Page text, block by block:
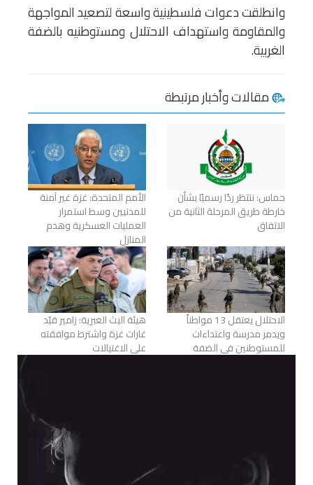
وانطلقت دعوات فلسطينية واسعة لتصعيد المواجهة
والمقاومة واستهداف الاحتلال ومستوطنيه بالضفة
الغربية.
مقالات وأخبار مرتبطة
حماس: ننتظر ردًا رسميًا بشأن
خارطة طريق المرحلة الثانية من
الاتفاق
الأمم المتحدة: غزة غير آمنة
للمدنيين وسط استمرار
العمليات العسكرية وهدم
المنازل
الاحتلال يعتقل 13 مواطناً
ويدمر مدرسة واعتداءات
للمستوطنين في الضفة
هيئة البث العبرية: زامير قيّد
غارات غزة واشترط موافقته
على الاغتيالات